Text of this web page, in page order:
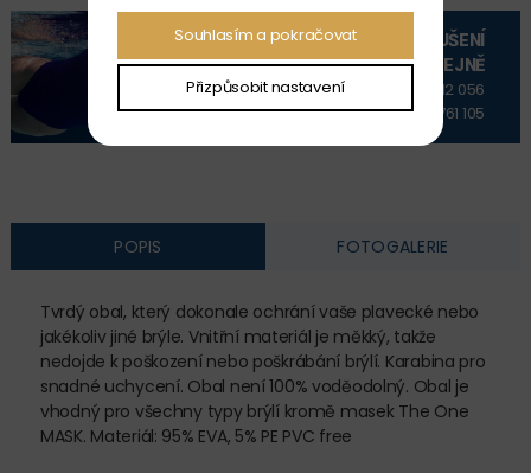
VYZKOUŠENÍ
NA PRODEJNĚ
+420 606 912 056
+420 606 761 105
POPIS FOTOGALERIE
Tvrdý obal, který dokonale ochrání vaše plavecké nebo
jakékoliv jiné brýle. Vnitřní materiál je měkký, takže
nedojde k poškození nebo poškrábání brýlí. Karabina pro
snadné uchycení. Obal není 100% voděodolný. Obal je
vhodný pro všechny typy brýlí kromě masek The One
MASK. Materiál: 95% EVA, 5% PE PVC free
Souhlasím a pokračovat
Přizpůsobit nastavení